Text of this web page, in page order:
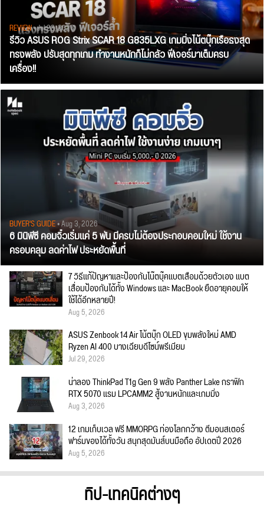
REVIEW• Jul 28, 2026
รีวิว ASUS ROG Strix SCAR 18 G835LXG เกมมิ่งโน้ตบุ๊กเรือธงสุด
ทรงพลัง ปรับสุดทุกเกม ทำงานหนักก็ไม่กลัว ฟีเจอร์มาเต็มครบ
เครื่อง!!
BUYER'S GUIDE• Aug 3, 2026
6 มินิพีซี คอมจิ๋วเริ่มแค่ 5 พัน มีครบไม่ต้องประกอบคอมใหม่ ใช้งาน
ครอบคลุม ลดค่าไฟ ประหยัดพื้นที่
7 วิธีแก้ปัญหาและป้องกันโน๊ตบุ๊คแบตเสื่อมด้วยตัวเอง แบต
เสื่อมป้องกันได้ทั้ง Windows และ MacBook ยืดอายุคอมให้
ใช้ได้อีกหลายปี!
Aug 5, 2026
ASUS Zenbook 14 Air โน้ตบุ๊ก OLED ขุมพลังใหม่ AMD
Ryzen AI 400 บางเฉียบดีไซน์พรีเมียม
Jul 29, 2026
น่าลอง ThinkPad T1g Gen 9 พลัง Panther Lake กราฟิก
RTX 5070 แรม LPCAMM2 สู้งานหนักและเกมมิ่ง
Aug 3, 2026
12 เกมเก็บเวล ฟรี MMORPG ท่องโลกกว้าง ตีมอนสเตอร์
ฟาร์มของได้ทั้งวัน สนุกสุดมันส์บนมือถือ อัปเดตปี 2026
Aug 5, 2026
ทิป-เทคนิคต่างๆ